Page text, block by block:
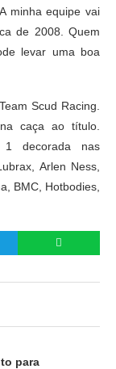
minha equipe vai
de 2008. Quem
levar uma boa
Scud Racing.
caça ao título.
decorada nas
Arlen Ness,
BMC, Hotbodies,
para